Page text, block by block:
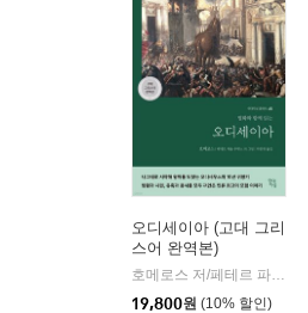
오디세이아 (고대 그리
스어 완역본)
19,800원 (10% 할인)